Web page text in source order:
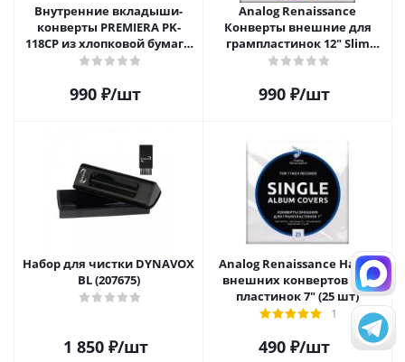
Внутренние вкладыши-
конверты PREMIERA PK-
118CP из хлопковой бумаги
для 12" виниловых
990 ₽/шт
Analog Renaissance
Конверты внешние для
грампластинок 12" Slim
Carton (25 шт)
990 ₽/шт
Набор для чистки DYNAVOX
BL (207675)
1 850₽/шт
Analog Renaissance Набор
внешних конвертов для
пластинок 7" (25 шт)
1
490 ₽/шт